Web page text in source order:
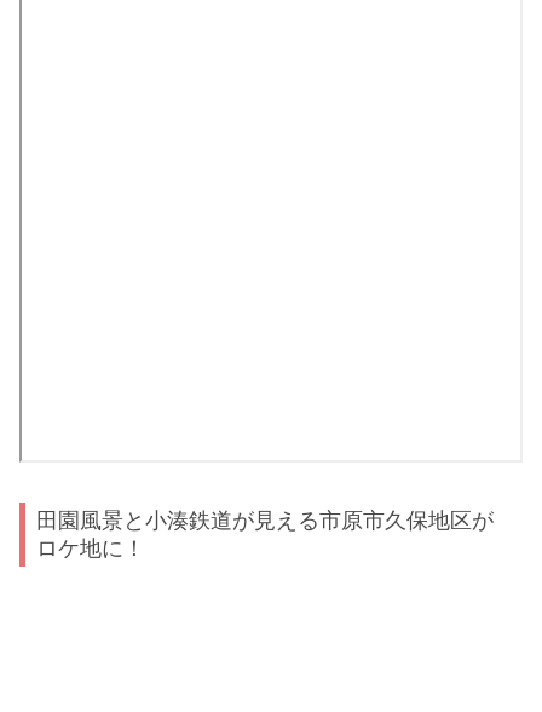
田園風景と小湊鉄道が見える市原市久保地区が
ロケ地に！